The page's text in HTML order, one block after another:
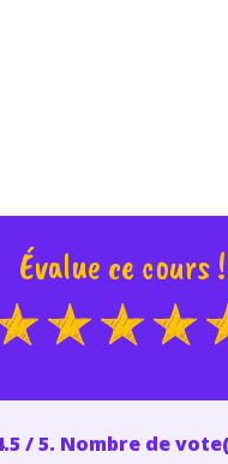
Évalue ce cours !
/ 5. Nombre de